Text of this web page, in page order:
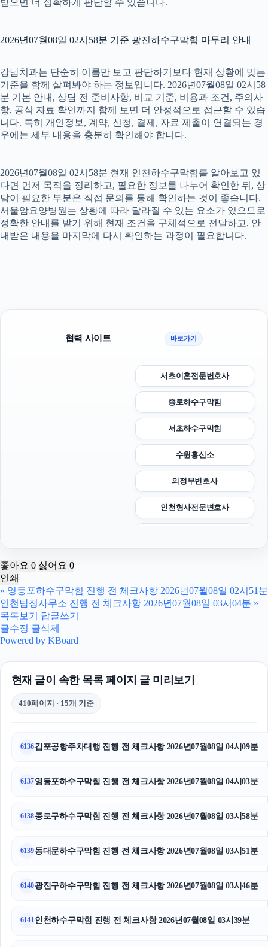
받으면 더 정확하게 판단할 수 있습니다.
2026년07월08일 02시58분 기준 광진하수구막힘 마무리 안내
강남치과는 단순히 이름만 보고 판단하기보다 현재 상황에 맞는
기준을 함께 살펴봐야 하는 정보입니다. 2026년07월08일 02시58
분 기본 안내, 상담 전 준비사항, 비교 기준, 비용과 조건, 주의사
항, 공식 자료 확인까지 함께 보면 더 안정적으로 접근할 수 있습
니다. 특히 개인정보, 계약, 신청, 결제, 자료 제출이 연결되는 경
우에는 세부 내용을 충분히 확인해야 합니다.
2026년07월08일 02시58분 현재 인천하수구막힘를 알아보고 있
다면 먼저 목적을 정리하고, 필요한 정보를 나누어 확인한 뒤, 상
담이 필요한 부분은 직접 문의를 통해 확인하는 것이 좋습니다.
서울암요양병원는 상황에 따라 달라질 수 있는 요소가 있으므로
정확한 안내를 받기 위해 현재 조건을 구체적으로 전달하고, 안
내받은 내용을 마지막에 다시 확인하는 과정이 필요합니다.
협력 사이트 바로가기
서초이혼전문변호사
종로하수구막힘
서초하수구막힘
수원흥신소
의정부변호사
인천형사전문변호사
김포공항주차대행
인스타 좋아요 늘리기
용인학교폭력변호사
좋아요 0 싫어요 0
인쇄
« 영등포하수구막힘 진행 전 체크사항 2026년07월08일 02시51분
인천탐정사무소 진행 전 체크사항 2026년07월08일 03시04분 »
목록보기
답글쓰기
글수정 글삭제
Powered by KBoard
현재 글이 속한 목록 페이지 글 미리보기
410페이지 · 15개 기준
6136김포공항주차대행 진행 전 체크사항 2026년07월08일 04시09분
6137영등포하수구막힘 진행 전 체크사항 2026년07월08일 04시03분
6138종로구하수구막힘 진행 전 체크사항 2026년07월08일 03시58분
6139동대문하수구막힘 진행 전 체크사항 2026년07월08일 03시51분
6140광진구하수구막힘 진행 전 체크사항 2026년07월08일 03시46분
6141인천하수구막힘 진행 전 체크사항 2026년07월08일 03시39분